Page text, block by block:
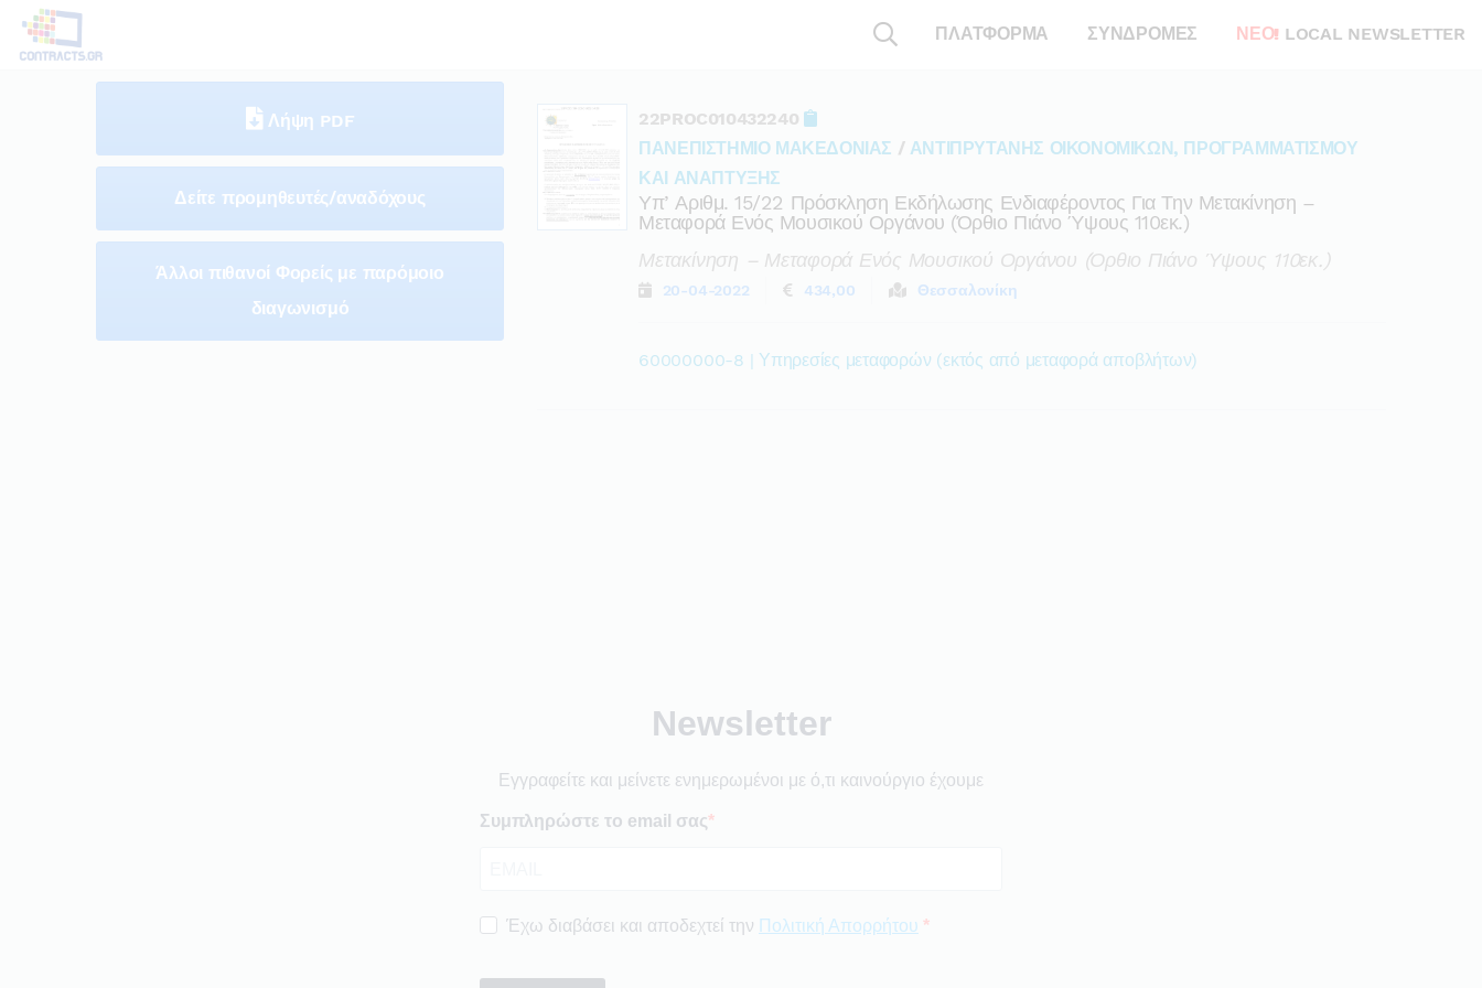
ΠΛΑΤΦΟΡΜΑ ΣΥΝΔΡΟΜΕΣ ΝΕΟ! LOCAL NEWSLETTER
Λήψη PDF
Δείτε προμηθευτές/αναδόχους
Άλλοι πιθανοί Φορείς με παρόμοιο
διαγωνισμό
22PROC010432240
ΠΑΝΕΠΙΣΤΗΜΙΟ ΜΑΚΕΔΟΝΙΑΣ / ΑΝΤΙΠΡΥΤΑΝΗΣ ΟΙΚΟΝΟΜΙΚΩΝ, ΠΡΟΓΡΑΜΜΑΤΙΣΜΟΥ
ΚΑΙ ΑΝΑΠΤΥΞΗΣ
Υπ’ Αριθμ. 15/22 Πρόσκληση Εκδήλωσης Ενδιαφέροντος Για Την Μετακίνηση –
Μεταφορά Ενός Μουσικού Οργάνου (όρθιο Πιάνο Ύψους 110εκ.)
Μετακίνηση – Μεταφορά Ενός Μουσικού Οργάνου (όρθιο Πιάνο Ύψους 110εκ.)
20-04-2022 434,00 Θεσσαλονίκη
60000000-8 | Υπηρεσίες μεταφορών (εκτός από μεταφορά αποβλήτων)